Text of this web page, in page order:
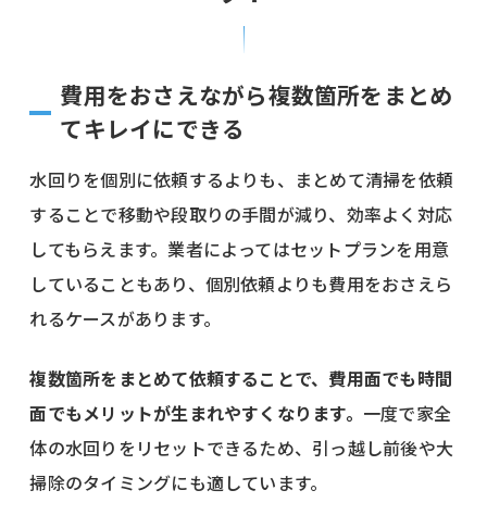
費用をおさえながら複数箇所をまとめ
てキレイにできる
水回りを個別に依頼するよりも、まとめて清掃を依頼
することで移動や段取りの手間が減り、効率よく対応
してもらえます。業者によってはセットプランを用意
していることもあり、個別依頼よりも費用をおさえら
れるケースがあります。
複数箇所をまとめて依頼することで、費用面でも時間
面でもメリットが生まれやすくなります。 一度で家全
体の水回りをリセットできるため、引っ越し前後や大
掃除のタイミングにも適しています。